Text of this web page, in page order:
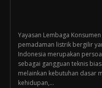
Yayasan Lembaga
pemadaman listrik bergilir
Indonesia merupakan
sebagai gangguan teknis
melainkan kebutuhan dasar
kehidupan,...